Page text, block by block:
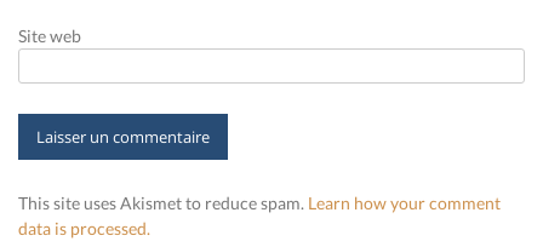
Site web
This site uses Akismet to reduce spam. Learn how your comment
data is processed.